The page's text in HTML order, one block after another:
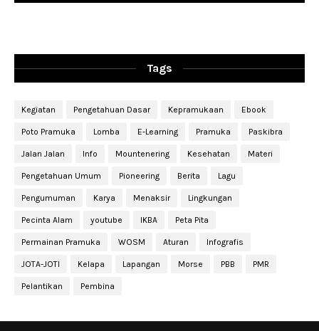
Tags
Kegiatan Pengetahuan Dasar Kepramukaan Ebook
Poto Pramuka Lomba E-Learning Pramuka Paskibra
Jalan Jalan Info Mountenering Kesehatan Materi
Pengetahuan Umum Pioneering Berita Lagu
Pengumuman Karya Menaksir Lingkungan
Pecinta Alam youtube IKBA Peta Pita
Permainan Pramuka WOSM Aturan Infografis
JOTA-JOTI Kelapa Lapangan Morse PBB PMR
Pelantikan Pembina